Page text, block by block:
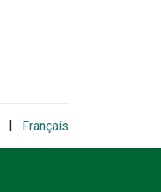
| Français